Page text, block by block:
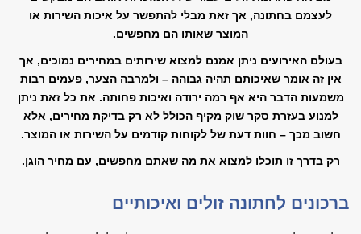
לעצמם בחתונה, אך זאת מבלי להתפשר על איכות השירות או
המוצר שאותו הם מחפשים.
בעולם האירועים ניתן אמנם למצוא שירותים במחירים נמוכים, אך
אין זה אומר שאיכותם תהיה גבוהה – ולמרבה הצער, פעמים רבות
משמעות הדבר היא אף רמה ירודה ואיכות פחותה. את כל זאת ניתן
למנוע בעזרת סקר שוק מקיף הכולל לא רק בדיקת מחירים, אלא
חשוב מכך – חוות דעת של לקוחות קודמים על השירות או המוצר.
רק בדרך זו תוכלו למצוא את מה שאתם מחפשים, עם מחיר הוגן.
ברכונים לחתונה זולים ואיכותיים